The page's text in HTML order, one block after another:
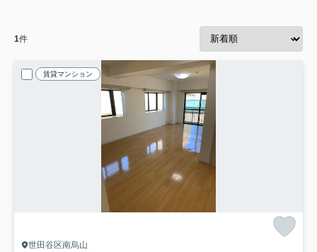
1件
賃貸マンション
世田谷区南烏山